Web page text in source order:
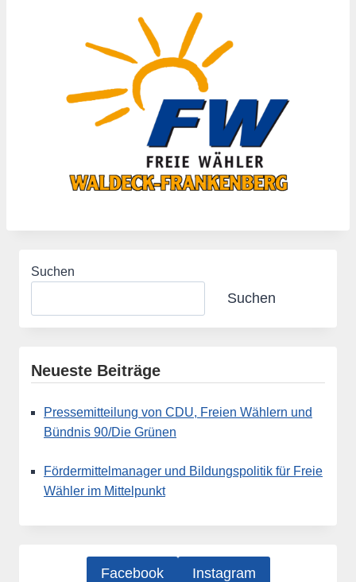
Suchen
Suchen
Neueste Beiträge
Pressemitteilung von CDU, Freien Wählern und
Bündnis 90/Die Grünen
Fördermittelmanager und Bildungspolitik für Freie
Wähler im Mittelpunkt
Facebook Instagram